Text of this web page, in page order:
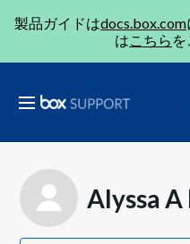
製品ガイドはdocs.box.com
はこちら を
Alyssa